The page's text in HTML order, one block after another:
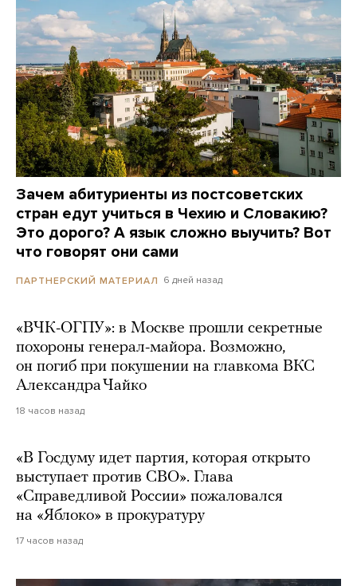
Зачем абитуриенты из постсоветских
стран едут учиться в Чехию и Словакию?
Это дорого? А язык сложно выучить? Вот
что говорят они сами
ПАРТНЕРСКИЙ МАТЕРИАЛ 6 дней назад
«ВЧК-ОГПУ»: в Москве прошли секретные
похороны генерал-майора. Возможно,
он погиб при покушении на главкома ВКС
Александра Чайко
18 часов назад
«В Госдуму идет партия, которая открыто
выступает против СВО». Глава
«Справедливой России» пожаловался
на «Яблоко» в прокуратуру
17 часов назад